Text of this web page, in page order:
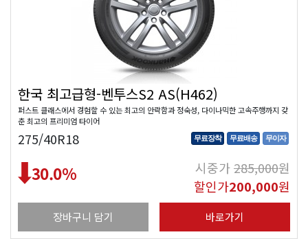
한국 최고급형-벤투스S2 AS(H462)
퍼스트 클래스에서 경험할 수 있는 최고의 안락함과 정숙성, 다이나믹한 고속주행까지 갖
춘 최고의 프리미엄 타이어
275/40R18 무료장착 무료배송 무이자
30.0% 시중가285,000원
할인가200,000원
장바구니 담기 바로가기